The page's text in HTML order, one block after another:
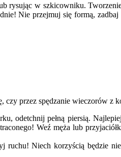
rysując w szkicowniku.
Nie przejmuj się formą,
czy przez spędzanie wieczorów z
odetchnij pełną piersią.
Weź męża lub
Niech korzyścią będzie